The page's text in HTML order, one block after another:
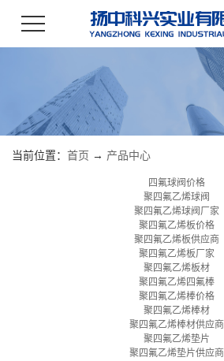
当前位置： 首页 → 产品中心
四氟球阀价格
聚四氟乙烯球阀
聚四氟乙烯球阀厂家
聚四氟乙烯板价格
聚四氟乙烯板供应商
聚四氟乙烯板厂家
聚四氟乙烯板材
聚四氟乙烯四氟棒
聚四氟乙烯棒价格
聚四氟乙烯棒材
聚四氟乙烯棒材供应商
聚四氟乙烯垫片
聚四氟乙烯垫片供应商